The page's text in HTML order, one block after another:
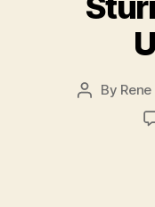
Post
By